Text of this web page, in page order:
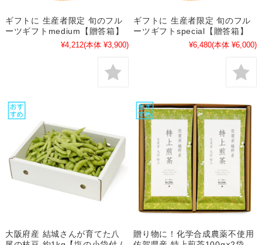
ギフトに 生産者限定 旬のフル
ーツギフトmedium【贈答箱】
¥4,212(本体 ¥3,900)
ギフトに 生産者限定 旬のフル
ーツギフトspecial【贈答箱】
¥6,480(本体 ¥6,000)
大阪府産 結城さんが育てた八
贈り物に！化学合成農薬不使用